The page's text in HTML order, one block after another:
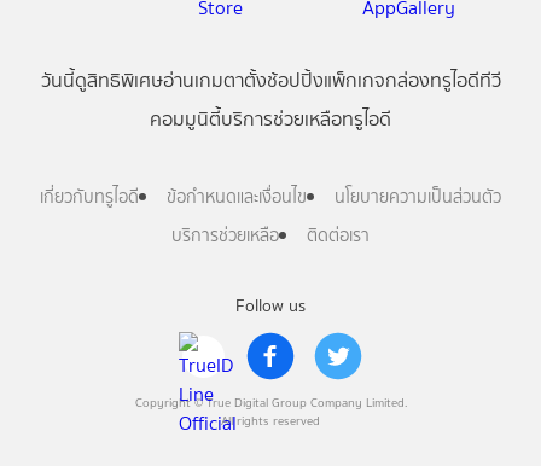
Follow us
Copyright © True Digital Group Company Limited.
All rights reserved
วันนี้ดูสิทธิพิเศษอ่านเกมตาตั้งช้อปปิ้งแพ็กเกจกล่องทรูไอดีทีวี
คอมมูนิตี้บริการช่วยเหลือทรูไอดี
เกี่ยวกับทรูไอดี ข้อกำหนดและเงื่อนไข
นโยบายความเป็นส่วนตัว
บริการช่วยเหลือ
ติดต่อเรา